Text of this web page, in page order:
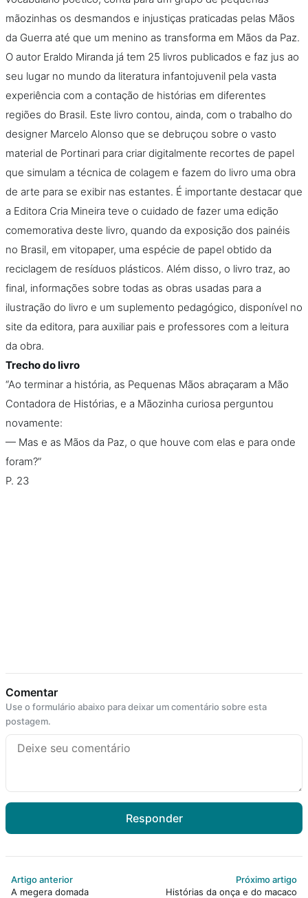
mãozinhas os desmandos e injustiças praticadas pelas Mãos
da Guerra até que um menino as transforma em Mãos da Paz.
O autor Eraldo Miranda já tem 25 livros publicados e faz jus ao
seu lugar no mundo da literatura infantojuvenil pela vasta
experiência com a contação de histórias em diferentes
regiões do Brasil. Este livro contou, ainda, com o trabalho do
designer Marcelo Alonso que se debruçou sobre o vasto
material de Portinari para criar digitalmente recortes de papel
que simulam a técnica de colagem e fazem do livro uma obra
de arte para se exibir nas estantes. É importante destacar que
a Editora Cria Mineira teve o cuidado de fazer uma edição
comemorativa deste livro, quando da exposição dos painéis
no Brasil, em vitopaper, uma espécie de papel obtido da
reciclagem de resíduos plásticos. Além disso, o livro traz, ao
final, informações sobre todas as obras usadas para a
ilustração do livro e um suplemento pedagógico, disponível no
site da editora, para auxiliar pais e professores com a leitura
da obra.
Trecho do livro
“Ao terminar a história, as Pequenas Mãos abraçaram a Mão
Contadora de Histórias, e a Mãozinha curiosa perguntou
novamente:
— Mas e as Mãos da Paz, o que houve com elas e para onde
foram?”
P. 23
Comentar
Use o formulário abaixo para deixar um comentário sobre esta
postagem.
Responder
Artigo anterior
A megera domada
Próximo artigo
Histórias da onça e do macaco